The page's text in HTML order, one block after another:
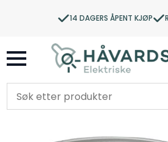
14 DAGERS ÅPENT KJØP